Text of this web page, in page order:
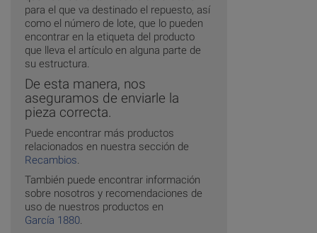
para el que va destinado el repuesto, así
como el número de lote, que lo pueden
encontrar en la etiqueta del producto
que lleva el artículo en alguna parte de
su estructura.
De esta manera, nos
aseguramos de enviarle la
pieza correcta.
Puede encontrar más productos
relacionados en nuestra sección de
Recambios
También puede encontrar información
sobre nosotros y recomendaciones de
uso de nuestros productos en
García 1880.